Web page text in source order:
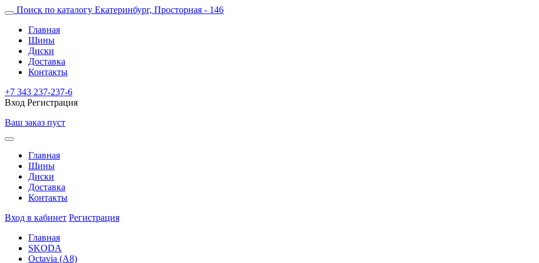
Поиск по каталогу Екатеринбург, Просторная - 146
Главная
Шины
Диски
Доставка
Контакты
+7 343 237-237-6
Вход Регистрация
Ваш заказ пуст
Главная
Шины
Диски
Доставка
Контакты
Вход в кабинет Регистрация
Главная
SKODA
Octavia (A8)